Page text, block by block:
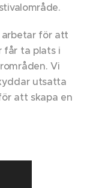
arbetar för att
får ta plats i
Vi
utsatta
att skapa en